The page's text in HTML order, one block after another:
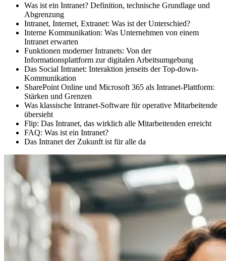
Was ist ein Intranet? Definition, technische Grundlage und
Abgrenzung
Intranet, Internet, Extranet: Was ist der Unterschied?
Interne Kommunikation: Was Unternehmen von einem
Intranet erwarten
Funktionen moderner Intranets: Von der
Informationsplattform zur digitalen Arbeitsumgebung
Das Social Intranet: Interaktion jenseits der Top-down-
Kommunikation
SharePoint Online und Microsoft 365 als Intranet-Plattform:
Stärken und Grenzen
Was klassische Intranet-Software für operative Mitarbeitende
übersieht
Flip: Das Intranet, das wirklich alle Mitarbeitenden erreicht
FAQ: Was ist ein Intranet?
Das Intranet der Zukunft ist für alle da